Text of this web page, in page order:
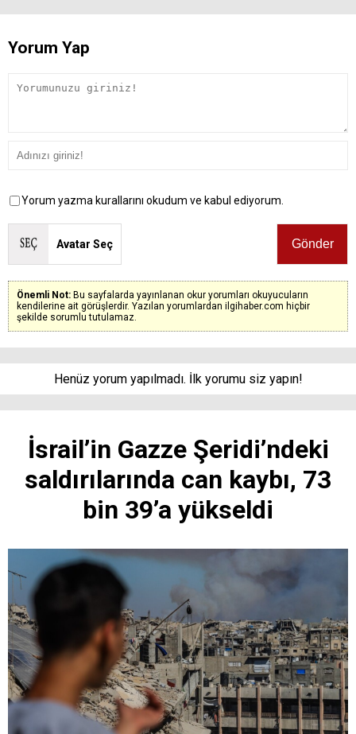
Yorum Yap
Yorum yazma kurallarını okudum ve kabul ediyorum.
Avatar Seç
Önemli Not: Bu sayfalarda yayınlanan okur yorumları okuyucuların
kendilerine ait görüşlerdir. Yazılan yorumlardan ilgihaber.com hiçbir
şekilde sorumlu tutulamaz.
Henüz yorum yapılmadı. İlk yorumu siz yapın!
İsrail’in Gazze Şeridi’ndeki
saldırılarında can kaybı, 73
bin 39’a yükseldi